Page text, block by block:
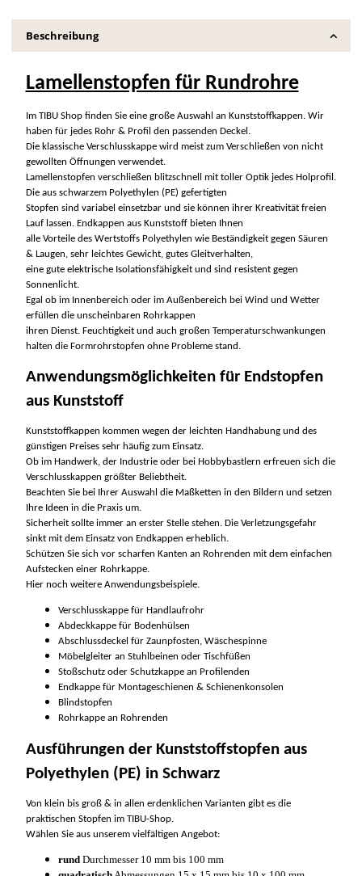
Beschreibung
Lamellenstopfen für Rundrohre
Im TIBU Shop finden Sie eine große Auswahl an Kunststoffkappen. Wir
haben für jedes Rohr & Profil den passenden Deckel.
Die klassische Verschlusskappe wird meist zum Verschließen von nicht
gewollten Öffnungen verwendet.
Lamellenstopfen verschließen blitzschnell mit toller Optik jedes Holprofil.
Die aus schwarzem Polyethylen (PE) gefertigten
Stopfen sind variabel einsetzbar und sie können ihrer Kreativität freien
Lauf lassen. Endkappen aus Kunststoff bieten Ihnen
alle Vorteile des Wertstoffs Polyethylen wie Beständigkeit gegen Säuren
& Laugen, sehr leichtes Gewicht, gutes Gleitverhalten,
eine gute elektrische Isolationsfähigkeit und sind resistent gegen
Sonnenlicht.
Egal ob im Innenbereich oder im Außenbereich bei Wind und Wetter
erfüllen die unscheinbaren Rohrkappen
ihren Dienst. Feuchtigkeit und auch großen Temperaturschwankungen
halten die Formrohrstopfen ohne Probleme stand.
Anwendungsmöglichkeiten für Endstopfen
aus Kunststoff
Kunststoffkappen kommen wegen der leichten Handhabung und des
günstigen Preises sehr häufig zum Einsatz.
Ob im Handwerk, der Industrie oder bei Hobbybastlern erfreuen sich die
Verschlusskappen größter Beliebtheit.
Beachten Sie bei Ihrer Auswahl die Maßketten in den Bildern und setzen
Ihre Ideen in die Praxis um.
Sicherheit sollte immer an erster Stelle stehen. Die Verletzungsgefahr
sinkt mit dem Einsatz von Endkappen erheblich.
Schützen Sie sich vor scharfen Kanten an Rohrenden mit dem einfachen
Aufstecken einer Rohrkappe.
Hier noch weitere Anwendungsbeispiele.
Verschlusskappe für Handlaufrohr
Abdeckkappe für Bodenhülsen
Abschlussdeckel für Zaunpfosten, Wäschespinne
Möbelgleiter an Stuhlbeinen oder Tischfüßen
Stoßschutz oder Schutzkappe an Profilenden
Endkappe für Montageschienen & Schienenkonsolen
Blindstopfen
Rohrkappe an Rohrenden
Ausführungen der Kunststoffstopfen aus
Polyethylen (PE) in Schwarz
Von klein bis groß & in allen erdenklichen Varianten gibt es die
praktischen Stopfen im TIBU-Shop.
Wählen Sie aus unserem vielfältigen Angebot:
rundDurchmesser 10 mm bis 100 mm